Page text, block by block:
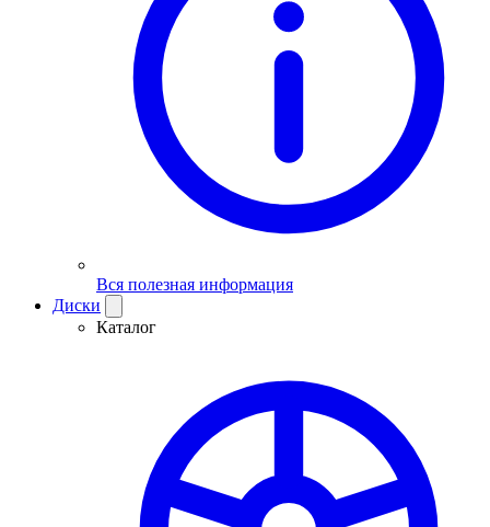
Вся полезная информация
Диски
Каталог